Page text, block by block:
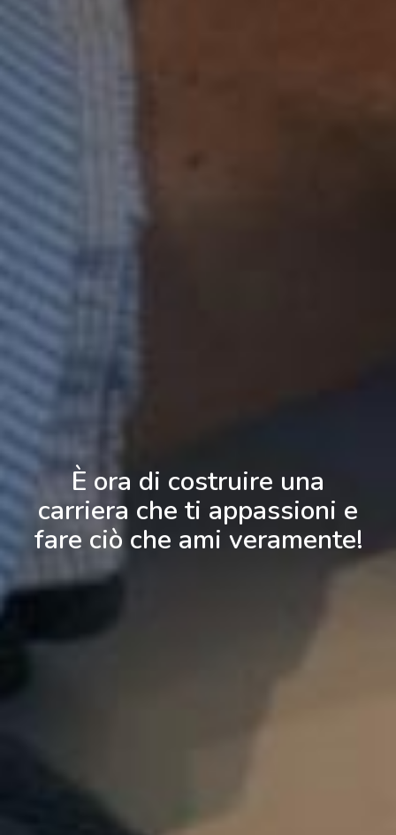
È ora di costruire una
carriera che ti appassioni e
fare ciò che ami veramente!